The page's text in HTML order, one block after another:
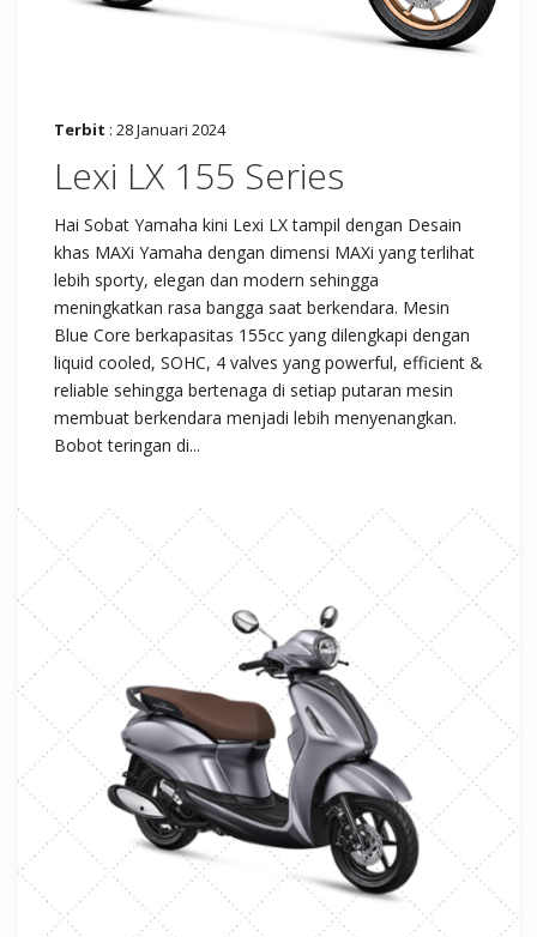
Terbit : 28 Januari 2024
Lexi LX 155 Series
Hai Sobat Yamaha kini Lexi LX tampil dengan Desain
khas MAXi Yamaha dengan dimensi MAXi yang terlihat
lebih sporty, elegan dan modern sehingga
meningkatkan rasa bangga saat berkendara. Mesin
Blue Core berkapasitas 155cc yang dilengkapi dengan
liquid cooled, SOHC, 4 valves yang powerful, efficient &
reliable sehingga bertenaga di setiap putaran mesin
membuat berkendara menjadi lebih menyenangkan.
Bobot teringan di...